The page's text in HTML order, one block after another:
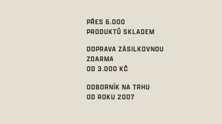
PŘES 6.000
PRODUKTŮ SKLADEM
DOPRAVA ZÁSILKOVNOU
ZDARMA
OD 3.000 KČ
ODBORNÍK NA TRHU
OD ROKU 2007